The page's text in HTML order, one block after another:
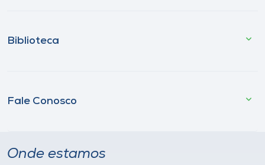
Biblioteca
Fale Conosco
Onde estamos